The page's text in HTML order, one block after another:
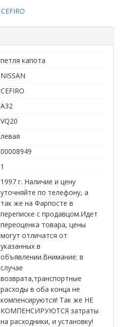
петля капота
NISSAN
CEFIRO
A32
VQ20
левая
00008949
1
1997 г. Наличие и цену
уточняйте по телефону, а
так же на Фарпосте в
переписке с продавцом.Идет
переоценка товара, цены
могут отличатся от
указанных в
объявлении.Внимание: в
случае
возврата,транспортные
расходы в оба конца не
компенсируются! Так же НЕ
КОМПЕНСИРУЮТСЯ затраты
на расходники, и установку!